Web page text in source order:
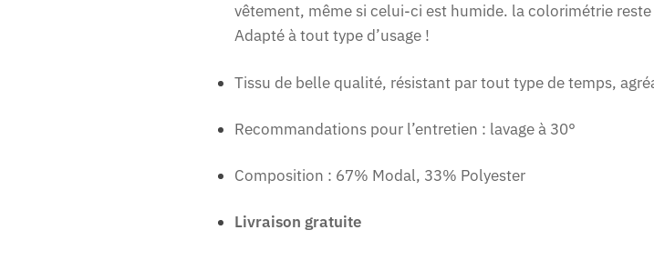
vêtement, même si celui-ci est humide. la colorimétrie
Adapté à tout type d’usage !
Tissu de belle qualité, résistant par tout type de temps,
Recommandations pour l’entretien : lavage à 30°
Composition : 67% Modal, 33% Polyester
Livraison gratuite